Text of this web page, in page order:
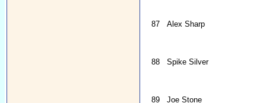
87 Alex Sharp
88 Spike Silver
89 Joe Stone